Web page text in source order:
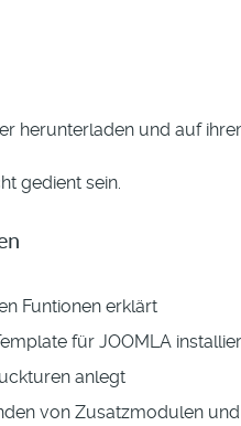
herunterladen und auf
gedient sein.
Funtionen erklärt
für JOOMLA
anlegt
von Zusatzmodulen